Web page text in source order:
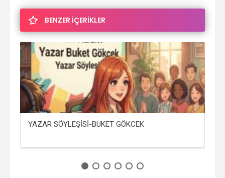
BENZER İÇERİKLER
YAZAR SÖYLEŞİSİ-BUKET GÖKCEK